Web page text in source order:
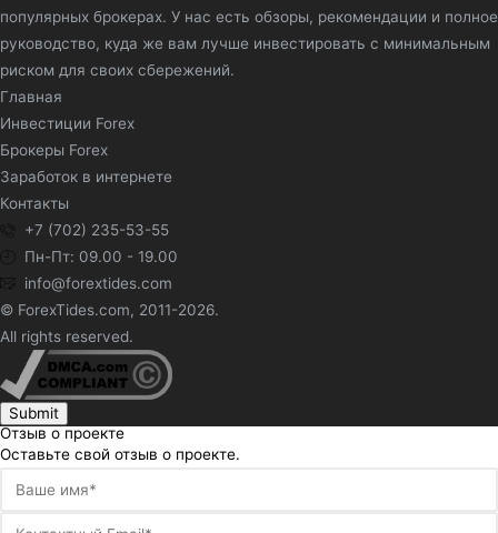
популярных брокерах. У нас есть обзоры, рекомендации и полное
руководство, куда же вам лучше инвестировать с минимальным
риском для своих сбережений.
Главная
Инвестиции Forex
Брокеры Forex
Заработок в интернете
Контакты
+7 (702) 235-53-55
Пн-Пт: 09.00 - 19.00
info@forextides.com
© ForexTides.com, 2011-2026.
All rights reserved.
Submit
Отзыв о проекте
Оставьте свой отзыв о проекте.